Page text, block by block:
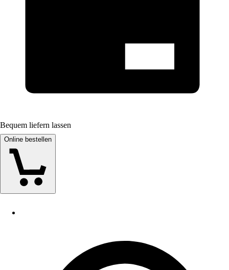
Bequem liefern lassen
Online bestellen